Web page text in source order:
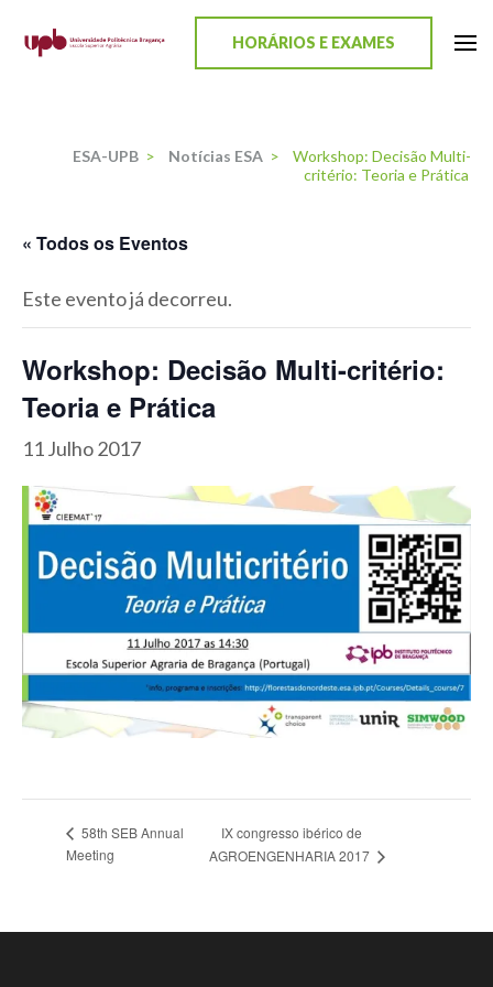
HORÁRIOS E EXAMES
ESA-UPB > Notícias ESA >
Workshop: Decisão Multi-
critério: Teoria e Prática
« Todos os Eventos
Este evento já decorreu.
Workshop: Decisão Multi-critério:
Teoria e Prática
11 Julho 2017
58th SEB Annual
Meeting
IX congresso ibérico de
AGROENGENHARIA 2017